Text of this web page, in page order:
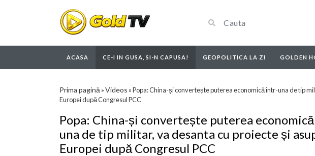
ACASA CE-I IN GUSA, SI-N CAPUSA! GEOPOLITICA LA ZI GOLDEN
Prima pagină »Videos »Popa: China-și convertește puterea economică într-una de tip
Europei după Congresul PCC
Popa: China-și convertește puterea
una de tip militar, va desanta cu proiecte și
Europei după Congresul PCC